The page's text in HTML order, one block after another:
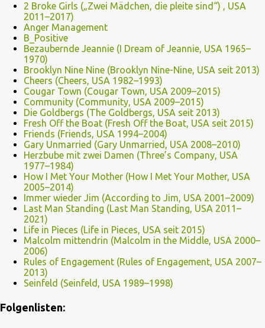
2 Broke Girls („Zwei Mädchen, die pleite sind“) , USA
2011–2017)
Anger Management
B_Positive
Bezaubernde Jeannie (I Dream of Jeannie, USA 1965–
1970)
Brooklyn Nine Nine (Brooklyn Nine-Nine, USA seit 2013)
Cheers (Cheers, USA 1982–1993)
Cougar Town (Cougar Town, USA 2009–2015)
Community (Community, USA 2009–2015)
Die Goldbergs (The Goldbergs, USA seit 2013)
Fresh Off the Boat (Fresh Off the Boat, USA seit 2015)
Friends (Friends, USA 1994–2004)
Gary Unmarried (Gary Unmarried, USA 2008–2010)
Herzbube mit zwei Damen (Three’s Company, USA
1977–1984)
How I Met Your Mother (How I Met Your Mother, USA
2005–2014)
Immer wieder Jim (According to Jim, USA 2001–2009)
Last Man Standing (Last Man Standing, USA 2011–
2021)
Life in Pieces (Life in Pieces, USA seit 2015)
Malcolm mittendrin (Malcolm in the Middle, USA 2000–
2006)
Rules of Engagement (Rules of Engagement, USA 2007–
2013)
Seinfeld (Seinfeld, USA 1989–1998)
Folgenlisten: